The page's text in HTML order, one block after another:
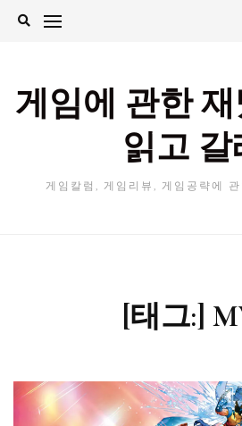
Skip
게임에 관한
읽고 갈
게임칼럼, 게임리뷰, 게임공략에
[태그:]